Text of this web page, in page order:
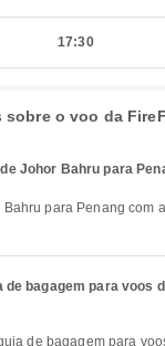
17:30
sobre o voo da
Johor Bahru para
bagagem para voos